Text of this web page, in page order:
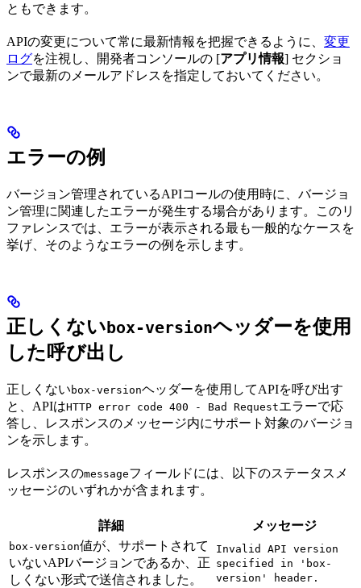
ともできます。
APIの変更について常に最新情報を把握できるように、 変更
ログを注視し、開発者コンソールの [アプリ情報] セクショ
ンで最新のメールアドレスを指定しておいてください。
エラーの例
バージョン管理されているAPIコールの使用時に、バージョ
ン管理に関連したエラーが発生する場合があります。このリ
ファレンスでは、エラーが表示される最も一般的なケースを
挙げ、そのようなエラーの例を示します。
正しくない box-versionヘッダーを使用
した呼び出し
正しくない box-versionヘッダーを使用してAPIを呼び出す
と、APIはHTTP error code 400 - Bad Requestエラーで応
答し、レスポンスのメッセージ内にサポート対象のバージョ
ンを示します。
レスポンスのmessageフィールドには、以下のステータスメ
ッセージのいずれかが含まれます。
詳細 メッセージ
box-version値が、サポートされて
いないAPIバージョンであるか、正
しくない形式で送信されました。
Invalid API version
specified in 'box-
version' header.